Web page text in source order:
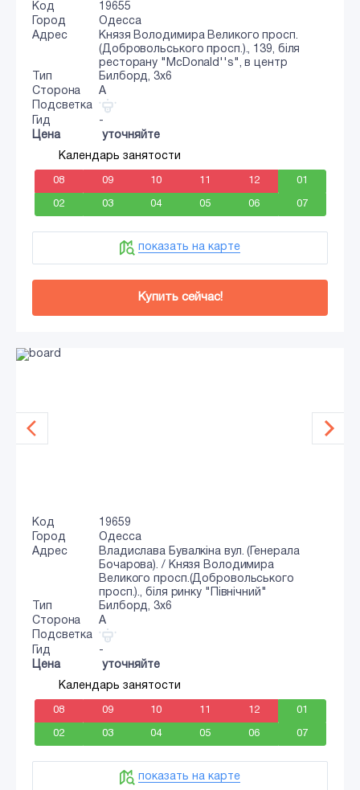
Код
19655
Город
Одесса
Адрес
Князя Володимира Великого просп.
(Добровольського просп.)., 139, біля
ресторану "McDonald''s", в центр
Тип
Билборд, 3x6
Сторона
A
Подсветка
Гид
-
Цена
уточняйте
Календарь занятости
08 09 10 11 12 01
02 03 04 05 06 07
показать на карте
Купить сейчас!
Код
19659
Город
Одесса
Адрес
Владислава Бувалкіна вул. (Генерала
Бочарова). / Князя Володимира
Великого просп.(Добровольського
просп.)., біля ринку "Північний"
Тип
Билборд, 3x6
Сторона
A
Подсветка
Гид
-
Цена
уточняйте
Календарь занятости
08 09 10 11 12 01
02 03 04 05 06 07
показать на карте